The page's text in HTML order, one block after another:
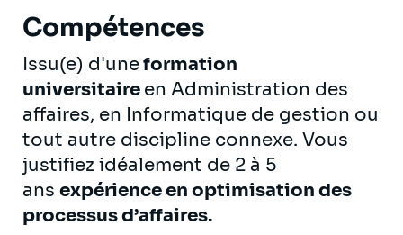
Compétences
Issu(e) d'uneformation
universitaire en Administration des
affaires, en Informatique de gestion ou
tout autre discipline connexe. Vous
justifiez idéalement de 2 à 5
ans expérience en optimisation des
processus d’affaires.